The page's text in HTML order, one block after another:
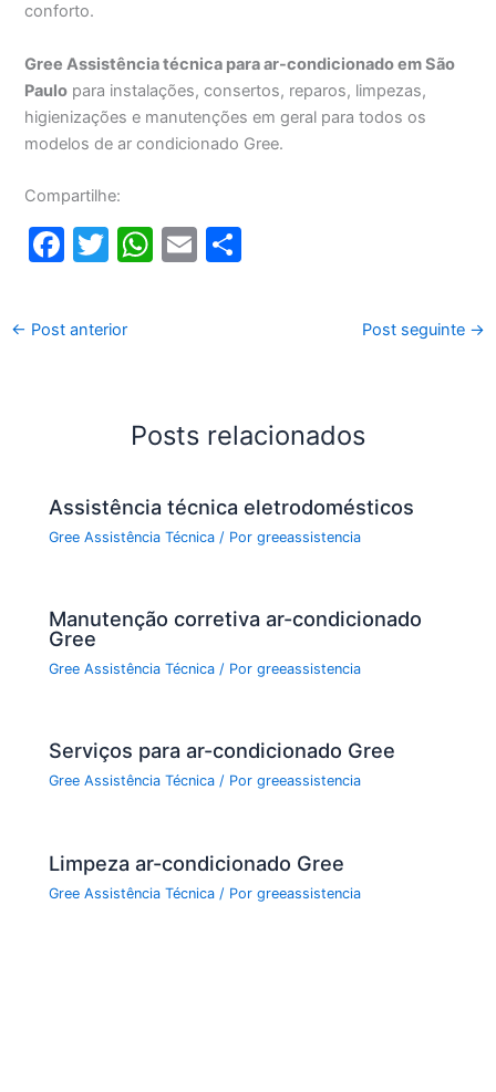
conforto.
Gree Assistência técnica para ar-condicionado em São
Paulo para instalações, consertos, reparos, limpezas,
higienizações e manutenções em geral para todos os
modelos de ar condicionado Gree.
Compartilhe:
F
c
e
k
T
itt
er
W
p
p
E
← Post anterior Post seguinte →
Posts relacionados
Assistência técnica eletrodomésticos
Gree Assistência Técnica / Porgreeassistencia
Manutenção corretiva ar-condicionado
Gree
Gree Assistência Técnica / Porgreeassistencia
Serviços para ar-condicionado Gree
Gree Assistência Técnica / Porgreeassistencia
Limpeza ar-condicionado Gree
Gree Assistência Técnica / Porgreeassistencia